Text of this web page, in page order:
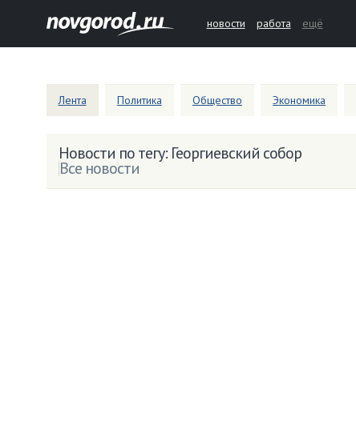
новости работа ещё
Лента Политика Общество Экономика
Новости по тегу: Георгиевский собор
Все новости